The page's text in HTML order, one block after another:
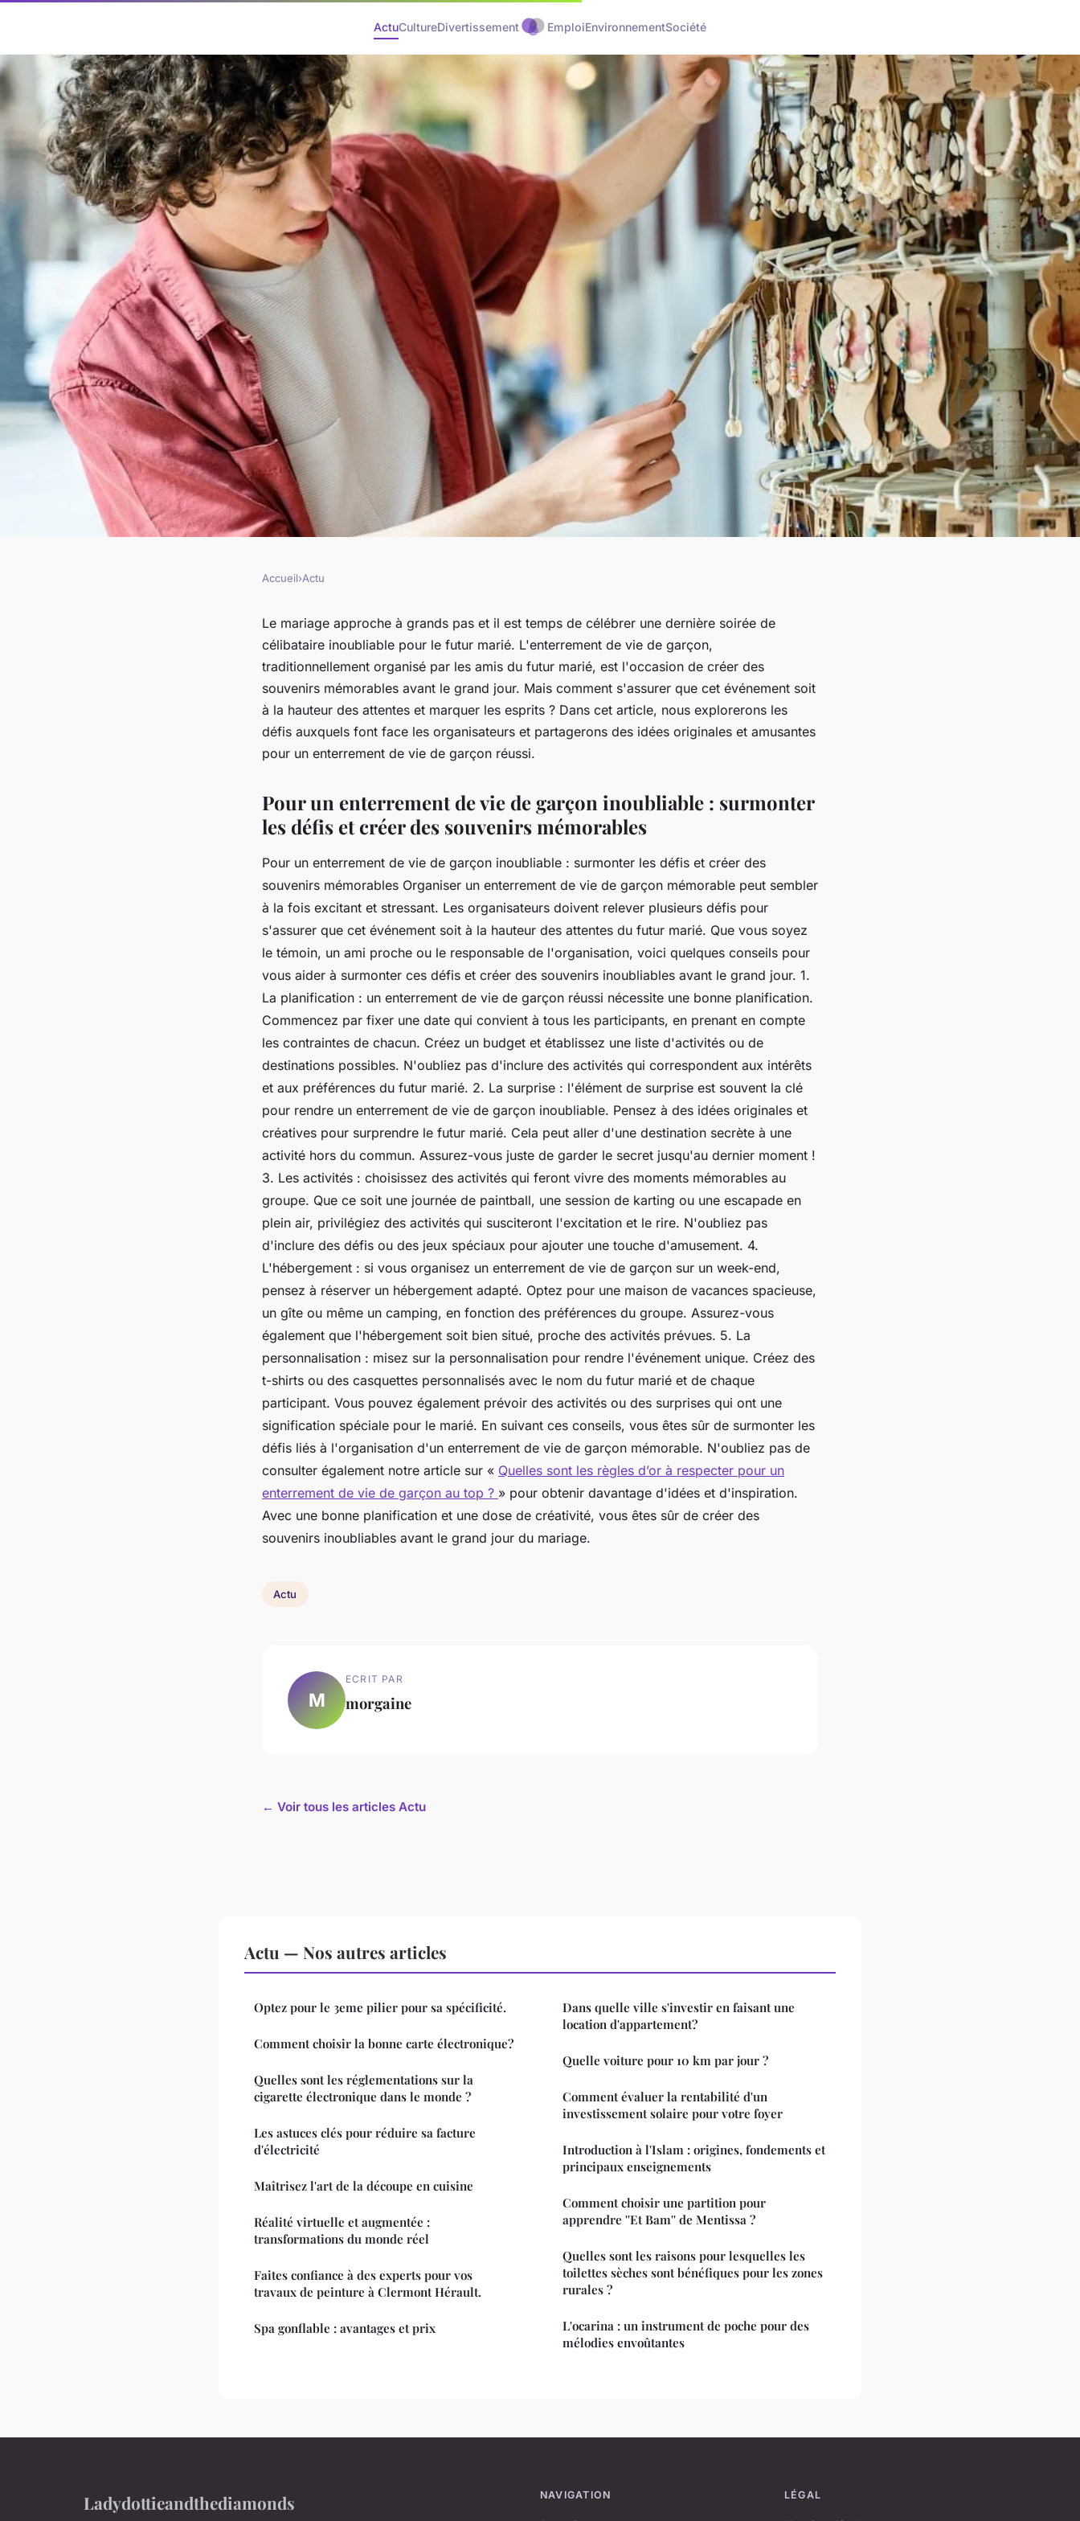
ActuCultureDivertissement EmploiEnvironnementSociété
Les défis d'un enterrement de vie de
garçon mémorable: Comment créer
des souvenirs inoubliables avant le
3 min de lecture
Accueil›Actu
Le mariage approche à grands pas et il est temps de célébrer une dernière soirée de
célibataire inoubliable pour le futur marié. L'enterrement de vie de garçon,
traditionnellement organisé par les amis du futur marié, est l'occasion de créer des
souvenirs mémorables avant le grand jour. Mais comment s'assurer que cet événement soit
à la hauteur des attentes et marquer les esprits ? Dans cet article, nous explorerons les
défis auxquels font face les organisateurs et partagerons des idées originales et amusantes
pour un enterrement de vie de garçon réussi.
Pour un enterrement de vie de garçon inoubliable : surmonter
les défis et créer des souvenirs mémorables
Pour un enterrement de vie de garçon inoubliable : surmonter les défis et créer des
souvenirs mémorables Organiser un enterrement de vie de garçon mémorable peut sembler
à la fois excitant et stressant. Les organisateurs doivent relever plusieurs défis pour
s'assurer que cet événement soit à la hauteur des attentes du futur marié. Que vous soyez
le témoin, un ami proche ou le responsable de l'organisation, voici quelques conseils pour
vous aider à surmonter ces défis et créer des souvenirs inoubliables avant le grand jour. 1.
La planification : un enterrement de vie de garçon réussi nécessite une bonne planification.
Commencez par fixer une date qui convient à tous les participants, en prenant en compte
les contraintes de chacun. Créez un budget et établissez une liste d'activités ou de
destinations possibles. N'oubliez pas d'inclure des activités qui correspondent aux intérêts
et aux préférences du futur marié. 2. La surprise : l'élément de surprise est souvent la clé
pour rendre un enterrement de vie de garçon inoubliable. Pensez à des idées originales et
créatives pour surprendre le futur marié. Cela peut aller d'une destination secrète à une
activité hors du commun. Assurez-vous juste de garder le secret jusqu'au dernier moment !
3. Les activités : choisissez des activités qui feront vivre des moments mémorables au
groupe. Que ce soit une journée de paintball, une session de karting ou une escapade en
plein air, privilégiez des activités qui susciteront l'excitation et le rire. N'oubliez pas
d'inclure des défis ou des jeux spéciaux pour ajouter une touche d'amusement. 4.
L'hébergement : si vous organisez un enterrement de vie de garçon sur un week-end,
pensez à réserver un hébergement adapté. Optez pour une maison de vacances spacieuse,
un gîte ou même un camping, en fonction des préférences du groupe. Assurez-vous
également que l'hébergement soit bien situé, proche des activités prévues. 5. La
personnalisation : misez sur la personnalisation pour rendre l'événement unique. Créez des
t-shirts ou des casquettes personnalisés avec le nom du futur marié et de chaque
participant. Vous pouvez également prévoir des activités ou des surprises qui ont une
signification spéciale pour le marié. En suivant ces conseils, vous êtes sûr de surmonter les
défis liés à l'organisation d'un enterrement de vie de garçon mémorable. N'oubliez pas de
consulter également notre article sur « Quelles sont les règles d’or à respecter pour un
enterrement de vie de garçon au top ? » pour obtenir davantage d'idées et d'inspiration.
Avec une bonne planification et une dose de créativité, vous êtes sûr de créer des
souvenirs inoubliables avant le grand jour du mariage.
Actu
M
ECRIT PAR
morgaine
← Voir tous les articles Actu
Actu — Nos autres articles
Optez pour le 3eme pilier pour sa spécificité.
Comment choisir la bonne carte électronique?
Quelles sont les réglementations sur la
cigarette électronique dans le monde ?
Les astuces clés pour réduire sa facture
d'électricité
Maîtrisez l'art de la découpe en cuisine
Réalité virtuelle et augmentée :
transformations du monde réel
Faites confiance à des experts pour vos
travaux de peinture à Clermont Hérault.
Spa gonflable : avantages et prix
Dans quelle ville s'investir en faisant une
location d'appartement?
Quelle voiture pour 10 km par jour ?
Comment évaluer la rentabilité d'un
investissement solaire pour votre foyer
Introduction à l'Islam : origines, fondements et
principaux enseignements
Comment choisir une partition pour
apprendre ''Et Bam'' de Mentissa ?
Quelles sont les raisons pour lesquelles les
toilettes sèches sont bénéfiques pour les zones
rurales ?
L'ocarina : un instrument de poche pour des
mélodies envoûtantes
Ladydottieandthediamonds NAVIGATION LÉGAL